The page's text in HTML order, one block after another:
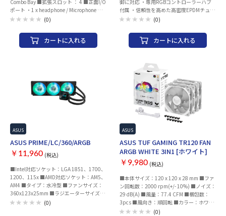
Combo Bay ■拡張スロット ： 4 ■正面I/O
ポート ・1 x headphone / Microphone ・2
x USB 3.2 Gen1 ・1 x USB 3.2 Gen 2x2
： 360 mm ■冷却サポート (最上部) ： 3 x
120 mm, 2 x 140 mm ■冷却サポート (背
面) ： 1 x 120 mm ■Pre-Installed Fan
寸法 ： 441 x 236 x 460 mm ■重量 ： 9 Kg
(0)
カートに入れる
御に対応 ・専用RGBコントローラーハブ
付属 ・信頼性を高めた高密度EPDMチュー
ブ ・メンテナンスフリー、長期3年製品保
White
(0)
カートに入れる
ASUS
ASUS PRIME/LC/360/ARGB
￥11,960 (税込)
■Intel対応ソケット：LGA 1851、1700、
1200、115x ■AMD対応ソケット：AM5、
AM4 ■タイプ：水冷型 ■ファンサイズ：
360x123x25mm ■ラジエーターサイズ：
397x120x27mm ■最大ファン風量：75.7
(0)
ASUS
ASUS TUF GAMING TR120 FAN
ARGB WHITE 3IN1 [ホワイト]
￥9,980 (税込)
■本体サイズ：120 x 120 x 28 mm ■ファ
ン回転数：2000 rpm(+/- 10%) ■ノイズ：
29 dB(A) ■風量：77.4 CFM ■梱包数：
3pcs ■風向き：順回転 ■カラー：ホワイ
ト
(0)